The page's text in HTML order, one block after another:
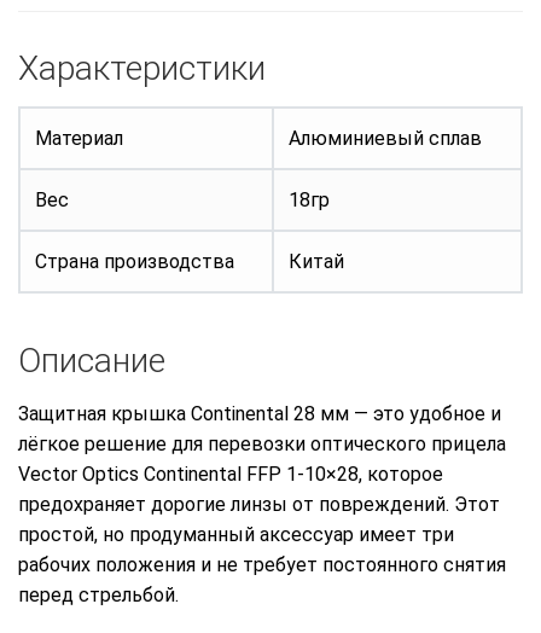
Характеристики
Материал Алюминиевый сплав
Вес 18гр
Страна производства Китай
Описание
Защитная крышка Continental 28 мм — это удобное и
лёгкое решение для перевозки оптического прицела
Vector Optics Continental FFP 1-10×28, которое
предохраняет дорогие линзы от повреждений. Этот
простой, но продуманный аксессуар имеет три
рабочих положения и не требует постоянного снятия
перед стрельбой.